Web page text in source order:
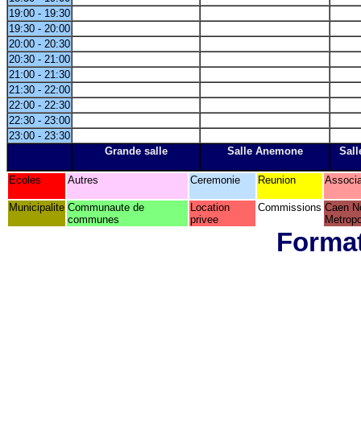
19:00 - 19:30
19:30 - 20:00
20:00 - 20:30
20:30 - 21:00
21:00 - 21:30
21:30 - 22:00
22:00 - 22:30
22:30 - 23:00
23:00 - 23:30
Grande salle
Salle Anemone
Ecoles Autres Ceremonie Reunion
Municipalite Communaute de
communes
Location
privee
Commissions Caen